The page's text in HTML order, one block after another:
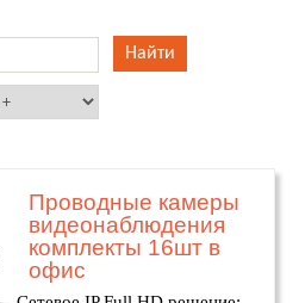
Проводные камеры
видеонаблюдения
комплекты 16шт в
офис